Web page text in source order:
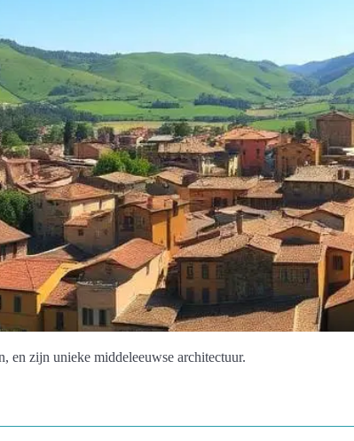
en zijn unieke middeleeuwse architectuur.